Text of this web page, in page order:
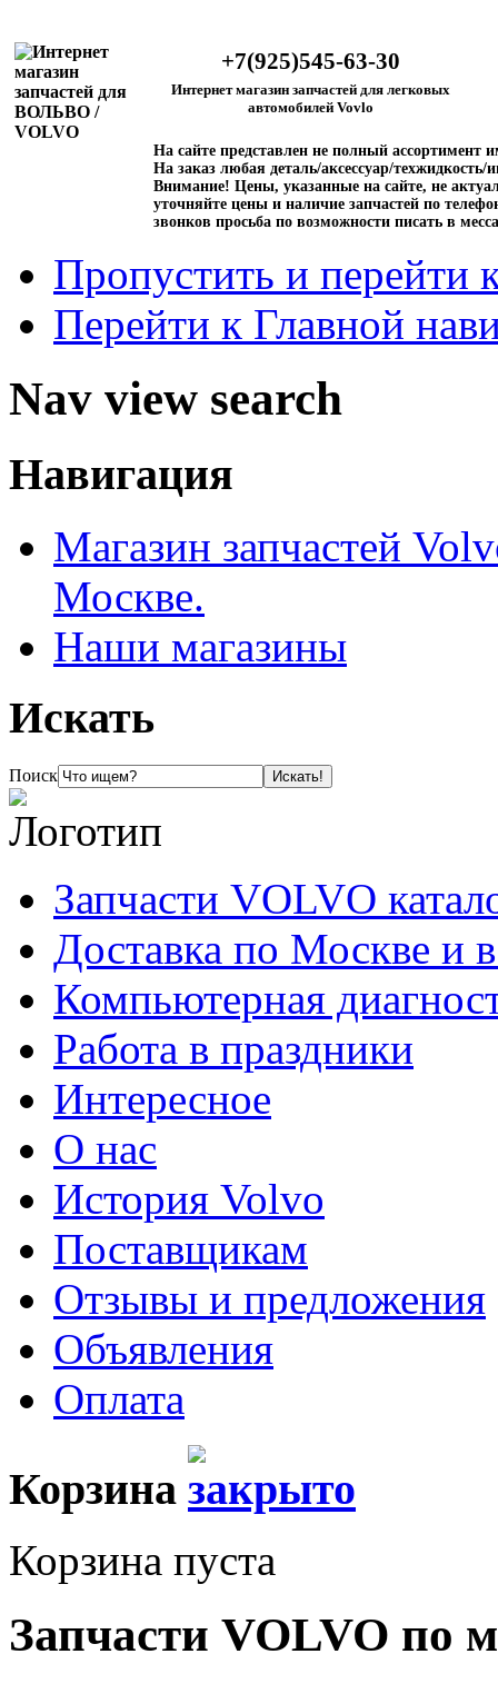
+7(925)545-63-30
Интернет магазин запчастей для легковых
автомобилей Vovlo
На сайте представлен не полный ассортимент
На заказ любая деталь/аксессуар/техжидкость/
Внимание! Цены, указанные на сайте, не
уточняйте цены и наличие запчастей по
звонков просьба по возможности писать в
Пропустить и перейти
Перейти к Главной
Nav view search
Навигация
Магазин запчастей
Москве.
Наши магазины
Искать
Поиск
Запчасти VOLVO
Доставка по Москве и
Компьютерная
Работа в праздники
Интересное
О нас
История Volvo
Поставщикам
Отзывы и предложения
Объявления
Оплата
Корзина
Корзина пуста
Запчасти VOLVO по